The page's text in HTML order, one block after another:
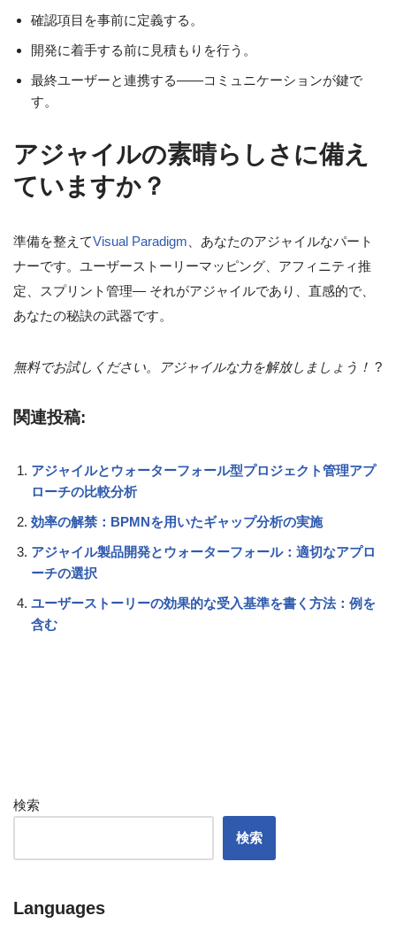
確認項目を事前に定義する。
開発に着手する前に見積もりを行う。
最終ユーザーと連携する——コミュニケーションが鍵で
す。
アジャイルの素晴らしさに備え
ていますか？
準備を整えてVisual Paradigm 、あなたのアジャイルなパート
ナーです。ユーザーストーリーマッピング、アフィニティ推
定、スプリント管理— それがアジャイルであり、直感的で、
あなたの秘訣の武器です。
無料でお試しください。アジャイルな力を解放しましょう！ ?
関連投稿:
アジャイルとウォーターフォール型プロジェクト管理アプ
ローチの比較分析
効率の解禁：BPMNを用いたギャップ分析の実施
アジャイル製品開発とウォーターフォール：適切なアプロ
ーチの選択
ユーザーストーリーの効果的な受入基準を書く方法：例を
含む
検索
検索
Languages